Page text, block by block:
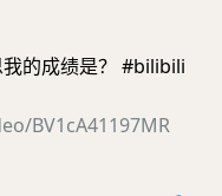
的成绩是？ #bilibili
BV1cA41197MR